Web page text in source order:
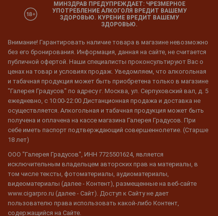
МИНЗДРАВ ПРЕДУПРЕЖДАЕТ: ЧРЕЗМЕРНОЕ
УПОТРЕБЛЕНИЕ АЛКОГОЛЯ ВРЕДИТ ВАШЕМУ
ЗДОРОВЬЮ. КУРЕНИЕ ВРЕДИТ ВАШЕМУ
ЗДОРОВЬЮ.
Внимание! Гарантировать наличие товара в магазине невозможно
без его бронирования. Информация, данная на сайте, не считается
публичной офертой. Наши специалисты проконсультируют Вас о
ценах на товар и условиях продаж. Уведомляем, что алкогольная
и табачная продукция может быть приобретена только в магазине
"Галерея Градусов" по адресу г. Москва, ул. Серпуховский вал, д. 5
ежедневно, с 10:00-22:00 Дистанционная продажа и доставка не
осуществляется. Алкогольная и табачная продукция может быть
получена и оплачена на кассе магазина Галерея Градусов. При
себе иметь паспорт подтверждающий совершеннолетие. (Старше
18 лет)
ООО "Галерея Градусов", ИНН 7725501624, является
исключительным владельцем авторских прав на материалы, в
том числе тексты, фотоматериалы, аудиоматериалы,
видеоматериалы (далее - Контент), размещенные на веб-сайте
www.cigarpro.ru (далее - Сайт). Доступ к Сайту не дает
пользователю права использовать какой-либо Контент,
содержащийся на Сайте.